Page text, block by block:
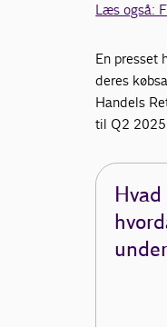
Læs også:
En presset
deres
Handels
til Q2
Hvad